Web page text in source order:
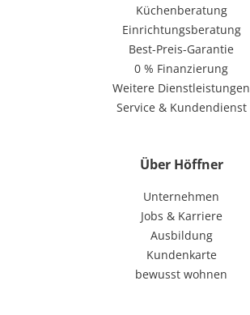
Küchenberatung
Einrichtungsberatung
Best-Preis-Garantie
0 % Finanzierung
Weitere Dienstleistungen
Service & Kundendienst
Über Höffner
Unternehmen
Jobs & Karriere
Ausbildung
Kundenkarte
bewusst wohnen